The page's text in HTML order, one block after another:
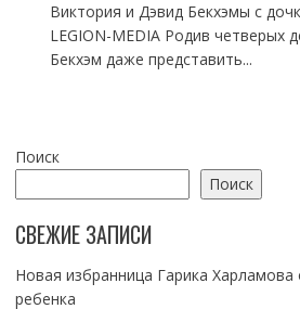
Виктория и Дэвид Бекхэмы с
LEGION-MEDIA Родив четверых
Бекхэм даже представить...
Поиск
Поиск
СВЕЖИЕ ЗАПИСИ
Новая избранница Гарика
ребенка